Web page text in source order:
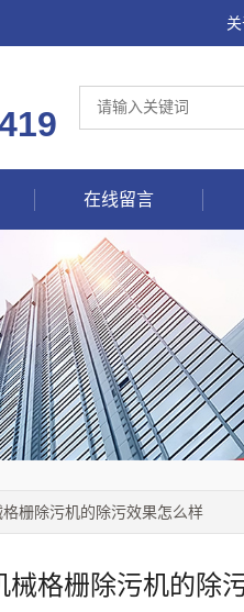
在线留言
栅除污机的除污效果怎么样
械格栅除污机的除